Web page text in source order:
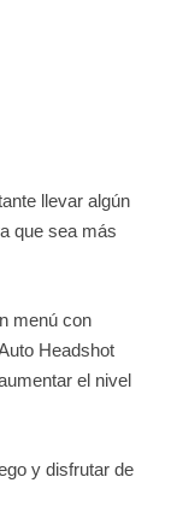
llevar algún
que sea más
menú con
Headshot
el nivel
y disfrutar de